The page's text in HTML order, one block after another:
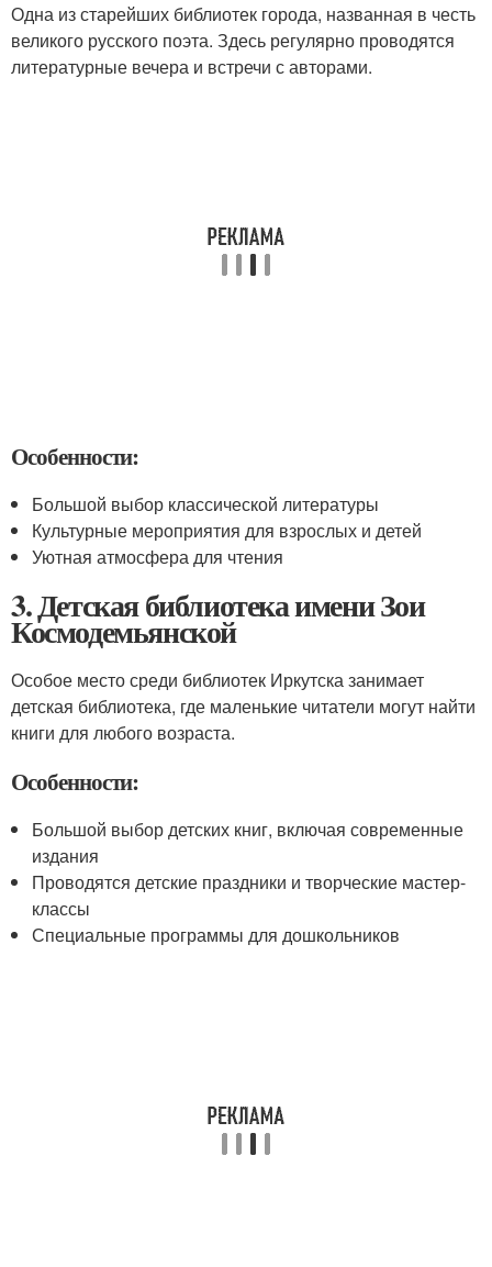
Одна из старейших библиотек города, названная в честь
великого русского поэта. Здесь регулярно проводятся
литературные вечера и встречи с авторами.
Особенности:
Большой выбор классической литературы
Культурные мероприятия для взрослых и детей
Уютная атмосфера для чтения
3. Детская библиотека имени Зои
Космодемьянской
Особое место среди библиотек Иркутска занимает
детская библиотека, где маленькие читатели могут найти
книги для любого возраста.
Особенности:
Большой выбор детских книг, включая современные
издания
Проводятся детские праздники и творческие мастер-
классы
Специальные программы для дошкольников